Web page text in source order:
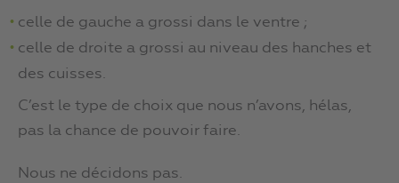
celle de gauche a grossi dans le ventre ;
celle de droite a grossi au niveau des hanches et
des cuisses.
C’est le type de choix que nous n’avons, hélas,
pas la chance de pouvoir faire.
Nous ne décidons pas.